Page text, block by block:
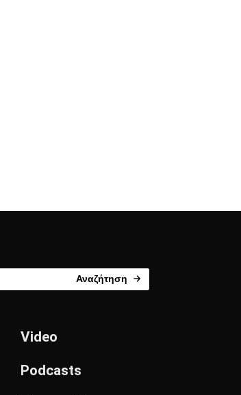
Αναζήτηση
Video
Podcasts